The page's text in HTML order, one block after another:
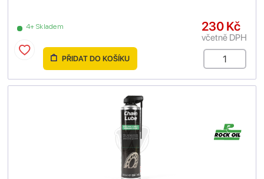
4+ Skladem 230 Kč
včetně DPH
PŘIDAT DO KOŠÍKU